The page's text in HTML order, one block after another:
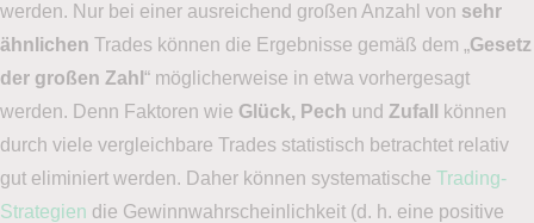
werden. Nur bei einer ausreichend großen Anzahl von sehr
ähnlichen Trades können die Ergebnisse gemäß dem „Gesetz
der großen Zahl “ möglicherweise in etwa vorhergesagt
werden. Denn Faktoren wie Glück, Pech und Zufall
können
durch viele vergleichbare Trades statistisch betrachtet relativ
gut eliminiert werden. Daher können systematische Trading-
Strategien die Gewinnwahrscheinlichkeit (d. h. eine positive